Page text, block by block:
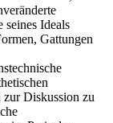
Ideals
Gattungen
zur Diskussion zu